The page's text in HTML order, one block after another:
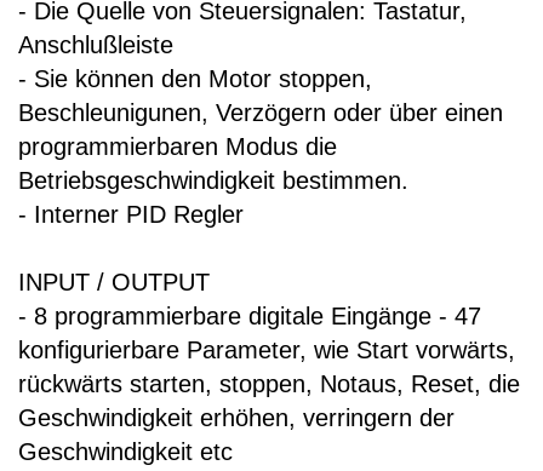
- Die Quelle von Steuersignalen: Tastatur,
Anschlußleiste
- Sie können den Motor stoppen,
Beschleunigunen, Verzögern oder über einen
programmierbaren Modus die
Betriebsgeschwindigkeit bestimmen.
- Interner PID Regler
INPUT / OUTPUT
- 8 programmierbare digitale Eingänge - 47
konfigurierbare Parameter, wie Start vorwärts,
rückwärts starten, stoppen, Notaus, Reset, die
Geschwindigkeit erhöhen, verringern der
Geschwindigkeit etc